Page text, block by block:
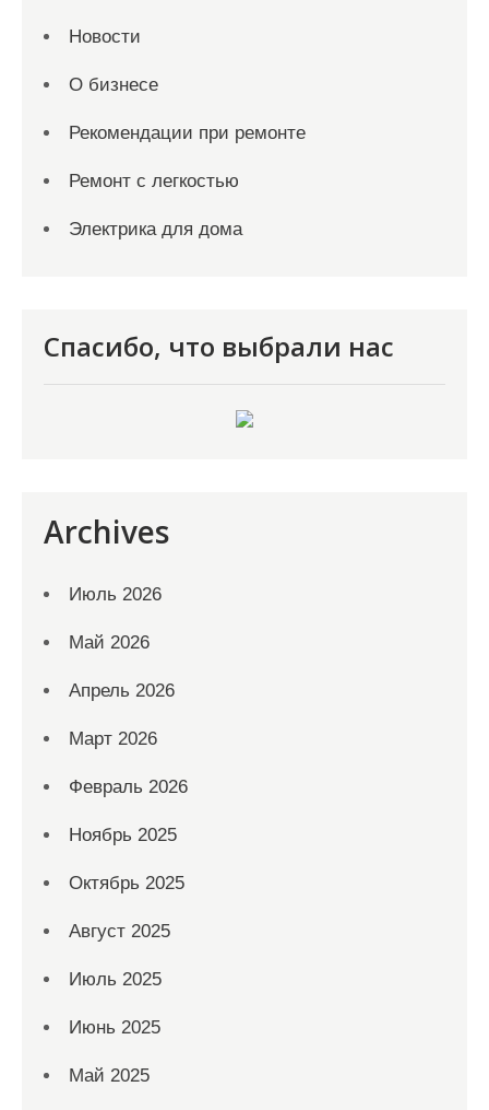
Новости
О бизнесе
Рекомендации при ремонте
Ремонт с легкостью
Электрика для дома
Спасибо, что выбрали нас
Archives
Июль 2026
Май 2026
Апрель 2026
Март 2026
Февраль 2026
Ноябрь 2025
Октябрь 2025
Август 2025
Июль 2025
Июнь 2025
Май 2025